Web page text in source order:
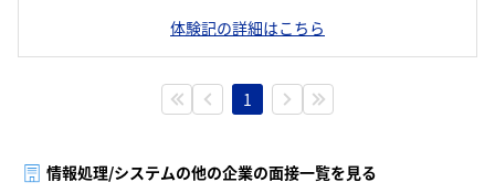
体験記の詳細はこちら
1
情報処理/システムの他の企業の面接一覧を見る